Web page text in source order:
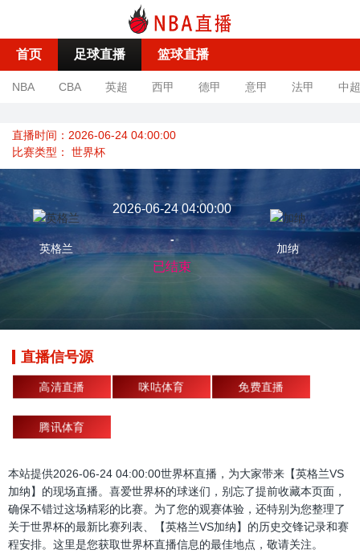
首页 足球直播 篮球直播
NBA CBA 英超 西甲 德甲 意甲 法甲 中超
直播时间：2026-06-24 04:00:00
比赛类型： 世界杯
英格兰
2026-06-24 04:00:00
-
已结束
加纳
直播信号源
高清直播 咪咕体育 免费直播
腾讯体育
本站提供2026-06-24 04:00:00世界杯直播，为大家带来【英格兰VS
加纳】的现场直播。喜爱世界杯的球迷们，别忘了提前收藏本页面，
确保不错过这场精彩的比赛。为了您的观赛体验，还特别为您整理了
关于世界杯的最新比赛列表、【英格兰VS加纳】的历史交锋记录和赛
程安排。这里是您获取世界杯直播信息的最佳地点，敬请关注。